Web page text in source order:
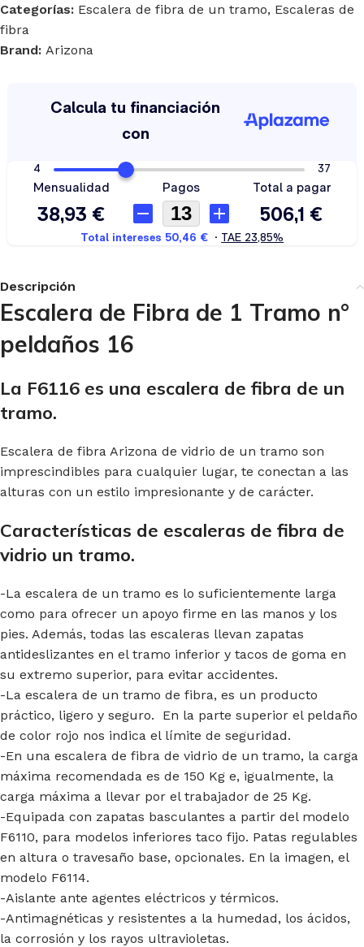
Categorías: Escalera de fibra de un tramo, Escaleras de
fibra
Brand: Arizona
Descripción
Escalera de Fibra de 1 Tramo n°
peldaños 16
La F6116 es una escalera de fibra de un
tramo.
Escalera de fibra Arizona de vidrio de un tramo son
imprescindibles para cualquier lugar, te conectan a las
alturas con un estilo impresionante y de carácter.
Características de escaleras de fibra de
vidrio un tramo.
-La escalera de un tramo es lo suficientemente larga
como para ofrecer un apoyo firme en las manos y los
pies. Además, todas las escaleras llevan zapatas
antideslizantes en el tramo inferior y tacos de goma en
su extremo superior, para evitar accidentes.
-La escalera de un tramo de fibra, es un producto
práctico, ligero y seguro. En la parte superior el peldaño
de color rojo nos indica el límite de seguridad.
-En una escalera de fibra de vidrio de un tramo, la carga
máxima recomendada es de 150 Kg e, igualmente, la
carga máxima a llevar por el trabajador de 25 Kg.
-Equipada con zapatas basculantes a partir del modelo
F6110, para modelos inferiores taco fijo. Patas regulables
en altura o travesaño base, opcionales. En la imagen, el
modelo F6114.
-Aislante ante agentes eléctricos y térmicos.
-Antimagnéticas y resistentes a la humedad, los ácidos,
la corrosión y los rayos ultravioletas.